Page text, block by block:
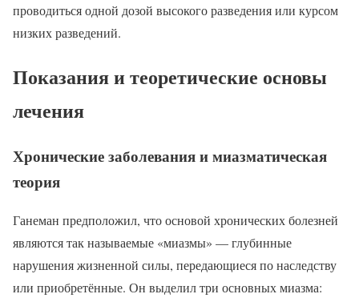
проводиться одной дозой высокого разведения или курсом
низких разведений.
Показания и теоретические основы
лечения
Хронические заболевания и миазматическая
теория
Ганеман предположил, что основой хронических болезней
являются так называемые «миазмы» — глубинные
нарушения жизненной силы, передающиеся по наследству
или приобретённые. Он выделил три основных миазма: